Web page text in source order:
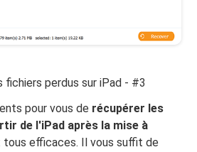
fichiers perdus sur iPad - #3
pour vous de récupérer les
de l'iPad après la mise à
tous efficaces. Il vous suffit de